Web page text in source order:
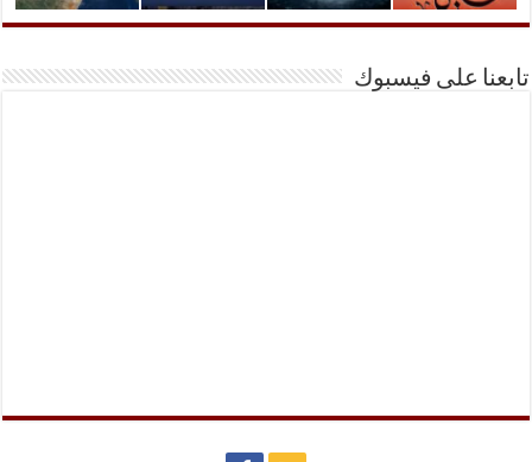
تابعنا على فيسبوك